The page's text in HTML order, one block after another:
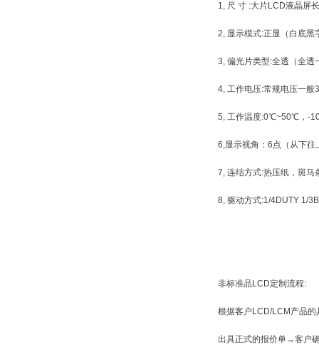
1, 尺 寸 :大片LCD液晶屏
2, 显示模式:正显（白底黑
3, 偏光片类型:全透（全透
4, 工作电压:常规电压一般
5, 工作温度:0℃~50℃，-
6,显示视角：6点（从下
7, 连结方式:热压纸，斑马
8, 驱动方式:1/4DUTY 1/
非标准品LCD定制流程:
根据客户LCD/LCM产品的
出具正式的报价单→客户